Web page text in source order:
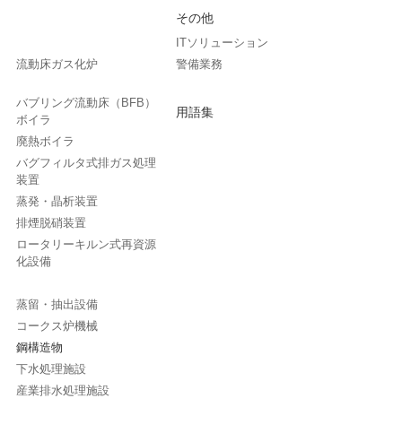
流動床ガス化炉
バブリング流動床（BFB）
ボイラ
廃熱ボイラ
バグフィルタ式排ガス処理
装置
蒸発・晶析装置
排煙脱硝装置
ロータリーキルン式再資源
化設備
蒸留・抽出設備
コークス炉機械
鋼構造物
下水処理施設
産業排水処理施設
その他
ITソリューション
警備業務
用語集